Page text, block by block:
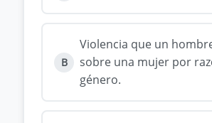
B
Violencia que un
sobre una mujer por
género.